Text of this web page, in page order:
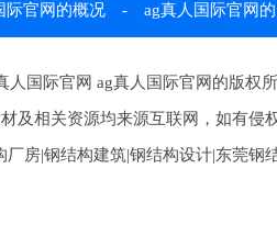
际官网的概况- ag真人国际官网的
闻-ag真人国际官网的人才招
人国际官网 ag真人国际官网的版权
及相关资源均来源互联网，如有
厂房|钢结构建筑|钢结构设计|东莞钢